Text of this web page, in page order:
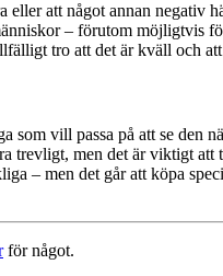
att något annan
– förutom
tro att det är kväll och
som vill passa på att se
trevligt, men det är viktigt
– men det går att köpa
för något.